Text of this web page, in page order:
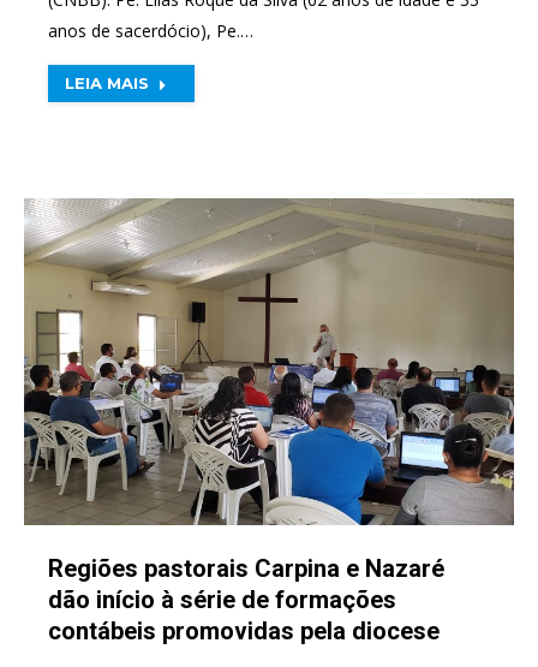
anos de sacerdócio), Pe.…
LEIA MAIS
Regiões pastorais Carpina e Nazaré
dão início à série de formações
contábeis promovidas pela diocese